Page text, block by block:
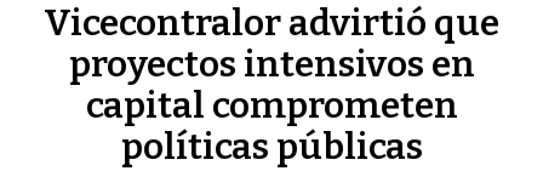
Vicecontralor advirtió que
proyectos intensivos en
capital comprometen
políticas públicas